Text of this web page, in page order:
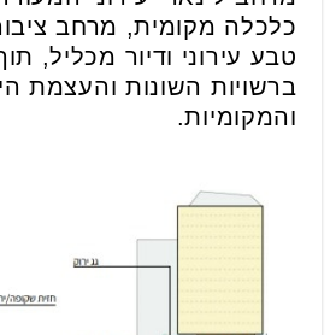
כלכלה מקומית, מרחב
טבע עירוני ודיור מכליל,
ברשויות השונות והעצמת
והמקומיות.